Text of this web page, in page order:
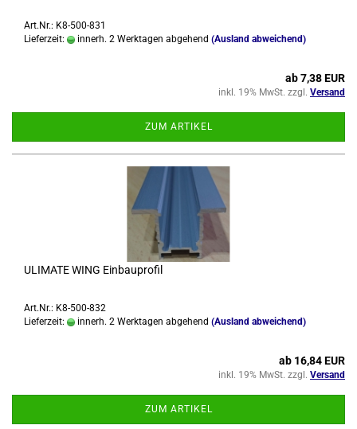
Art.Nr.: K8-500-831
Lieferzeit:
innerh. 2 Werktagen abgehend (Ausland abweichend)
ab 7,38 EUR
inkl. 19% MwSt. zzgl. Versand
ZUM ARTIKEL
ULI­MA­TE WING Ein­bau­pro­fil
Art.Nr.: K8-500-832
Lieferzeit:
innerh. 2 Werktagen abgehend (Ausland abweichend)
ab 16,84 EUR
inkl. 19% MwSt. zzgl. Versand
ZUM ARTIKEL